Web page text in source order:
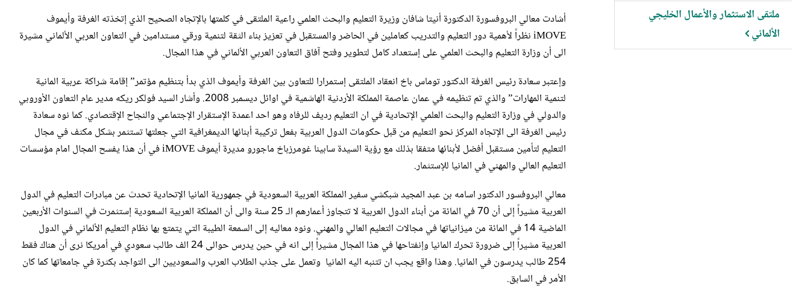
أشادت معالي البروفسورة الدكتورة أنيتا شافان وزيرة التعليم والبحث العلمي راعية الملتقى في كلمتها بالإتجاه الصحيح الذي إتخذته الغرفة وأيموف
iMOVE نظراً لأهمية دور التعليم والتدريب كعاملين في الحاضر والمستقبل في تعزيز بناء الثقة لتنمية ورقي مستدامين في التعاون العربي الألماني مشيرة
الى أن وزارة التعليم والبحث العلمي على إستعداد كامل لتطوير وفتح آفاق التعاون العربي الألماني في هذا المجال.
وإعتبر سعادة رئيس الغرفة الدكتور توماس باخ انعقاد الملتقى إستمرارا للتعاون بين الغرفة وأيموف الذي بدأ بتنظيم مؤتمر” إقامة شراكة عربية المانية
لتنمية المهارات” والذي تم تنظيمه في عمان عاصمة المملكة الأردنية الهاشمية في اوائل ديسمبر 2008. وأشار السيد فولكر ريكه مدير عام التعاون الأوروبي
والدولي في وزارة التعليم والبحث العلمي الإتحادية في ان التعليم رديف للرفاه وهو احد اعمدة الإستقرار الإجتماعي والنجاح الإقتصادي. كما نوه سعادة
رئيس الغرفة الى الإتجاه المركز نحو التعليم من قبل حكومات الدول العربية بفعل تركيبة أبنائها الديمغرافية التي جعلتها تستثمر بشكل مكثف في مجال
التعليم لتأمين مستقبل أفضل لأبنائها متفقا بذلك مع رؤية السيدة سابينا غومرزباخ ماجورو مديرة أيموف iMOVE في أن هذا يفسح المجال امام مؤسسات
التعليم العالي والمهني في المانيا للإستثمار.
معالي البروفسور الدكتور اسامه بن عبد المجيد شبكشي سفير المملكة العربية السعودية في جمهورية المانيا الإتحادية تحدث عن مبادرات التعليم في الدول
العربية مشيراً إلى أن 70 في المائة من أبناء الدول العربية لا تتجاوز أعمارهم الـ 25 سنة والى أن المملكة العربية السعودية إستثمرت في السنوات الأربعين
الماضية 14 في المائة من ميزانياتها في مجالات التعليم العالي والمهني. ونوه معاليه إلى السمعة الطيبة التي يتمتع بها نظام التعليم الألماني في الدول
العربية مشيراً إلى ضرورة تحرك المانيا وإنفتاحها في هذا المجال مشيراً إلى انه في حين يدرس حوالى 24 الف طالب سعودي في أمريكا نرى أن هناك فقط
254 طالب يدرسون في المانيا. وهذا واقع يجب ان تتنبه اليه المانيا وتعمل على جذب الطلاب العرب والسعوديين الى التواجد بكثرة في جامعاتها كما كان
الأمر في السابق.
ملتقى الاستثمار والأعمال الخليجي
الألماني